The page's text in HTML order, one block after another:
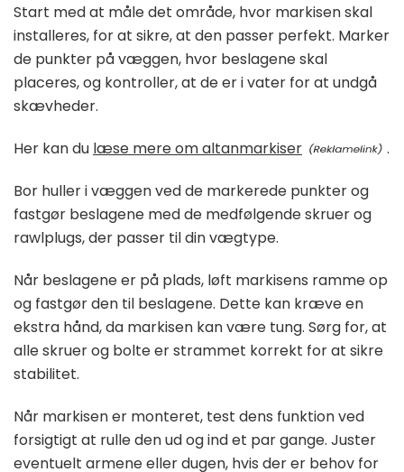
Start med at måle det område, hvor markisen skal
installeres, for at sikre, at den passer perfekt. Marker
de punkter på væggen, hvor beslagene skal
placeres, og kontroller, at de er i vater for at undgå
skævheder.
Her kan du læse mere om altanmarkiser .
Bor huller i væggen ved de markerede punkter og
fastgør beslagene med de medfølgende skruer og
rawlplugs, der passer til din vægtype.
Når beslagene er på plads, løft markisens ramme op
og fastgør den til beslagene. Dette kan kræve en
ekstra hånd, da markisen kan være tung. Sørg for, at
alle skruer og bolte er strammet korrekt for at sikre
stabilitet.
Når markisen er monteret, test dens funktion ved
forsigtigt at rulle den ud og ind et par gange. Juster
eventuelt armene eller dugen, hvis der er behov for